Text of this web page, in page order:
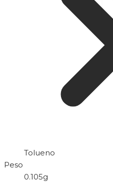
Tolueno
Peso
0.105g